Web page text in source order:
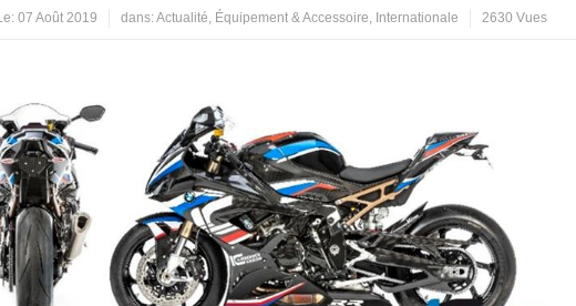
07 Août 2019 dans:Actualité, Équipement & Accessoire, Internationale 2630 Vues